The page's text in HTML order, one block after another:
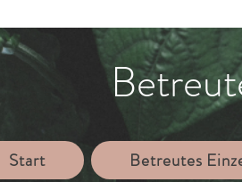
Start Betreutes